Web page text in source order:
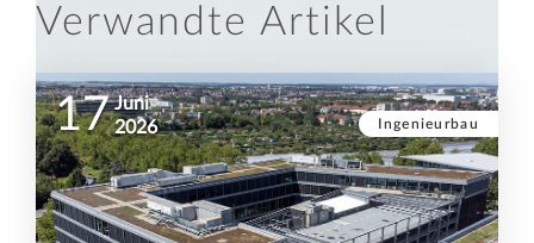
Verwandte Artikel
Ingenieurbau
17 Juni
2026